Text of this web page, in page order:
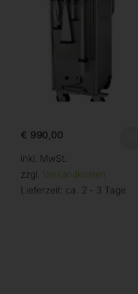
€ 990,00
inkl. MwSt.
zzgl. Versandkosten
Lieferzeit: ca. 2 - 3 Tage